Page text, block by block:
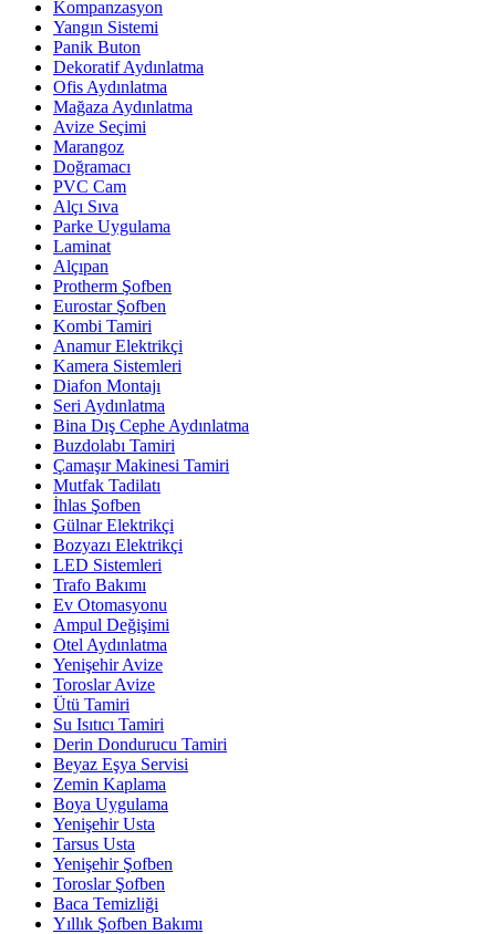
Kompanzasyon
Yangın Sistemi
Panik Buton
Dekoratif Aydınlatma
Ofis Aydınlatma
Mağaza Aydınlatma
Avize Seçimi
Marangoz
Doğramacı
PVC Cam
Alçı Sıva
Parke Uygulama
Laminat
Alçıpan
Protherm Şofben
Eurostar Şofben
Kombi Tamiri
Anamur Elektrikçi
Kamera Sistemleri
Diafon Montajı
Seri Aydınlatma
Bina Dış Cephe Aydınlatma
Buzdolabı Tamiri
Çamaşır Makinesi Tamiri
Mutfak Tadilatı
İhlas Şofben
Gülnar Elektrikçi
Bozyazı Elektrikçi
LED Sistemleri
Trafo Bakımı
Ev Otomasyonu
Ampul Değişimi
Otel Aydınlatma
Yenişehir Avize
Toroslar Avize
Ütü Tamiri
Su Isıtıcı Tamiri
Derin Dondurucu Tamiri
Beyaz Eşya Servisi
Zemin Kaplama
Boya Uygulama
Yenişehir Usta
Tarsus Usta
Yenişehir Şofben
Toroslar Şofben
Baca Temizliği
Yıllık Şofben Bakımı